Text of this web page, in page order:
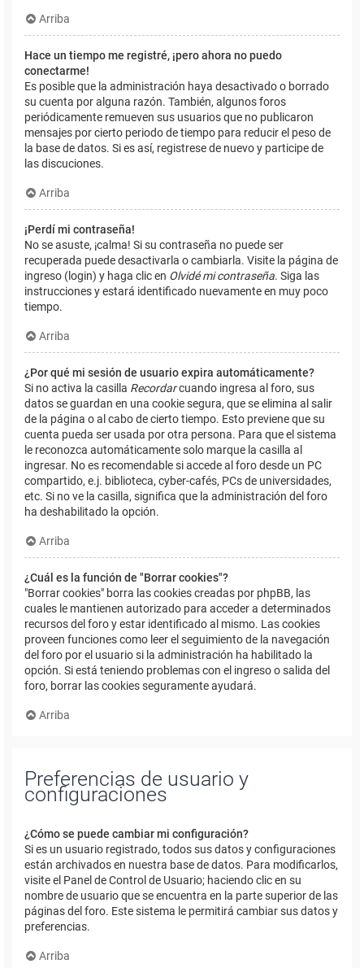
Arriba
Hace un tiempo me registré, ¡pero ahora no puedo
conectarme!
Es posible que la administración haya desactivado o borrado
su cuenta por alguna razón. También, algunos foros
periódicamente remueven sus usuarios que no publicaron
mensajes por cierto periodo de tiempo para reducir el peso de
la base de datos. Si es así, registrese de nuevo y participe de
las discuciones.
Arriba
¡Perdí mi contraseña!
No se asuste, ¡calma! Si su contraseña no puede ser
recuperada puede desactivarla o cambiarla. Visite la página de
ingreso (login) y haga clic en Olvidé mi contraseña. Siga las
instrucciones y estará identificado nuevamente en muy poco
tiempo.
Arriba
¿Por qué mi sesión de usuario expira automáticamente?
Si no activa la casilla Recordarcuando ingresa al foro, sus
datos se guardan en una cookie segura, que se elimina al salir
de la página o al cabo de cierto tiempo. Esto previene que su
cuenta pueda ser usada por otra persona. Para que el sistema
le reconozca automáticamente solo marque la casilla al
ingresar. No es recomendable si accede al foro desde un PC
compartido, e.j. biblioteca, cyber-cafés, PCs de universidades,
etc. Si no ve la casilla, significa que la administración del foro
ha deshabilitado la opción.
Arriba
¿Cuál es la función de "Borrar cookies"?
"Borrar cookies" borra las cookies creadas por phpBB, las
cuales le mantienen autorizado para acceder a determinados
recursos del foro y estar identificado al mismo. Las cookies
proveen funciones como leer el seguimiento de la navegación
del foro por el usuario si la administración ha habilitado la
opción. Si está teniendo problemas con el ingreso o salida del
foro, borrar las cookies seguramente ayudará.
Arriba
Preferencias de usuario y
configuraciones
¿Cómo se puede cambiar mi configuración?
Si es un usuario registrado, todos sus datos y configuraciones
están archivados en nuestra base de datos. Para modificarlos,
visite el Panel de Control de Usuario; haciendo clic en su
nombre de usuario que se encuentra en la parte superior de las
páginas del foro. Este sistema le permitirá cambiar sus datos y
preferencias.
Arriba